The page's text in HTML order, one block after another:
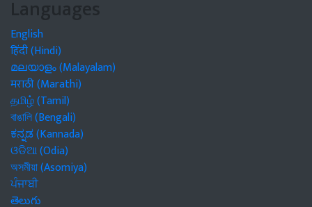
Languages
English
हिंदी (Hindi)
മലയാളം (Malayalam)
मराठी (Marathi)
தமிழ் (Tamil)
বাঙালি (Bengali)
ಕನ್ನಡ (Kannada)
ଓଡିଆ (Odia)
অসমীয়া (Asomiya)
ਪੰਜਾਬੀ
తెలుగు